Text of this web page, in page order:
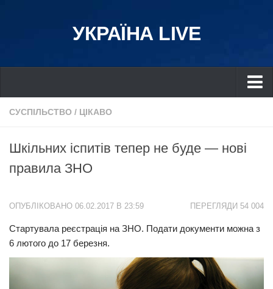
УКРАЇНА LIVE
Україна
Дніпро
Львів
Харків
Донбас
Одеса
СУСПІЛЬСТВО / ЦІКАВО
Шкільних іспитів тепер не буде — нові
правила ЗНО
ПЕРЕГЛЯДИ 54 004
ОПУБЛІКОВАНО 06.02.2017 В 23:59
Стартувала реєстрація на ЗНО. Подати документи можна з
6 лютого до 17 березня.